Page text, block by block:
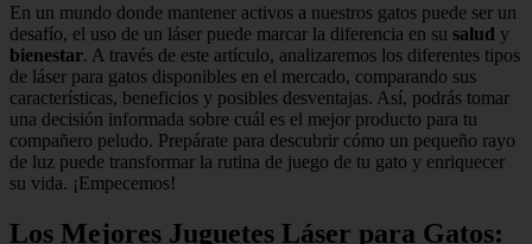
En un mundo donde mantener activos a nuestros gatos puede ser un
desafío, el uso de un láser puede marcar la diferencia en su salud y
bienestar. A través de este artículo, analizaremos los diferentes tipos
de láser para gatos disponibles en el mercado, comparando sus
características, beneficios y posibles desventajas. Así, podrás tomar
una decisión informada sobre cuál es el mejor producto para tu
compañero peludo. Prepárate para descubrir cómo un pequeño rayo
de luz puede transformar la rutina de juego de tu gato y enriquecer
su vida. ¡Empecemos!
Los Mejores Juguetes Láser para Gatos: